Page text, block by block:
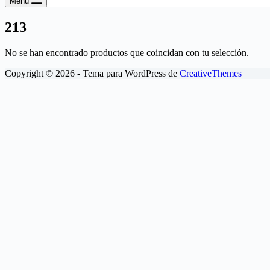
213
No se han encontrado productos que coincidan con tu selección.
Copyright © 2026 - Tema para WordPress de CreativeThemes